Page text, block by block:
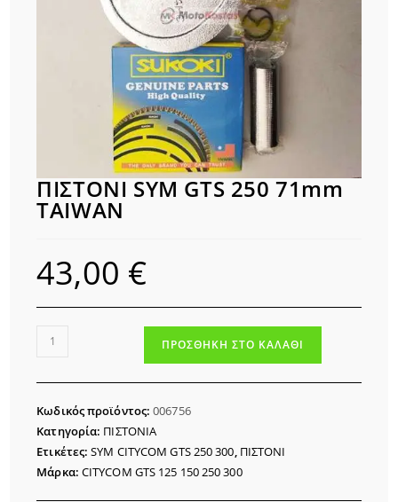
ΠΙΣΤΟΝΙ SYM GTS 250 71mm
TAIWAN
43,00 €
ΠΙΣΤΟΝΙ
GTS
71mm
TAIWAN
ποσότητα
ΠΡΟΣΘΉΚΗ ΣΤΟ ΚΑΛΆΘΙ
Κωδικός προϊόντος:006756
Κατηγορία: ΠΙΣΤΟΝΙΑ
Ετικέτες:SYM CITYCOM GTS 250 300 ΠΙΣΤΟΝΙ
Μάρκα: CITYCOM GTS 125 150 250 300